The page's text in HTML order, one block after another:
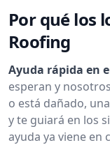
Por qué los
Roofing
Ayuda rápida en
esperan y
o está dañado,
y te guiará en los
ayuda ya viene en